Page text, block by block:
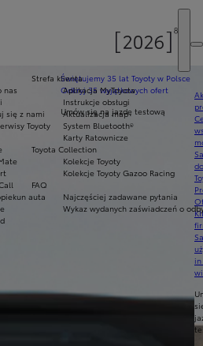
Świętujemy 35 lat Toyoty w Polsce
Odkryj 35 wyjątkowych ofert
Umów się na jazdę testową
nas
się z nami
Toyoty
auta
Strefa klienta
Aplikacja MyToyota
Instrukcje obsługi
Aktualizacja map
System Bluetooth®
Karty Ratownicze
Toyota Collection
Kolekcje Toyoty
Kolekcje Toyoty Gazoo Racing
FAQ
Najczęściej zadawane pytania
Wykaz wydanych zaświadczeń o